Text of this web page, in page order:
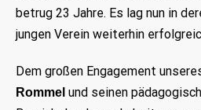
betrug 23 Jahre. Es lag nun in
jungen Verein weiterhin
Dem großen Engagement
Rommel und seinen